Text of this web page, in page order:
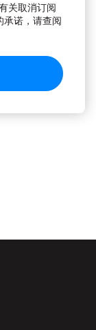
关取消订阅
承诺，请查阅